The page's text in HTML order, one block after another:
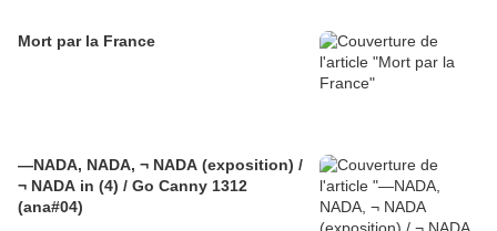
Mort par la France
—NADA, NADA, ¬ NADA (exposition) /
¬ NADA in (4) / Go Canny 1312
(ana#04)